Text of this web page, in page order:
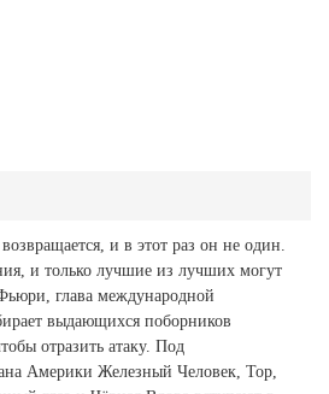
и в этот раз он не один.
и только лучшие из лучших могут
глава международной
выдающихся поборников
отразить атаку. Под
Америки Железный Человек, Тор,